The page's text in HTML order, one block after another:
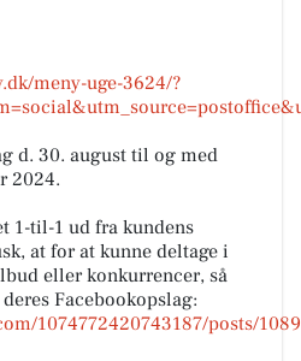
meny-uge-3624/?
d. 30. august til og med
2024.
1-til-1 ud fra kundens
at for at kunne deltage i
eller konkurrencer, så
Facebookopslag:
1074772420743187/posts/